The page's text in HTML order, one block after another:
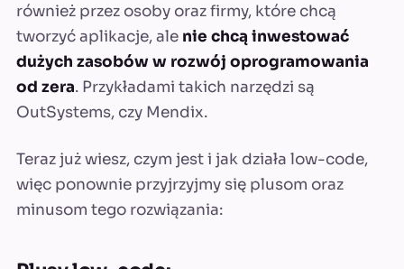
również przez osoby oraz firmy, które chcą
tworzyć aplikacje, ale nie chcą inwestować
dużych zasobów w rozwój oprogramowania
od zera. Przykładami takich narzędzi są
OutSystems, czy Mendix.
Teraz już wiesz, czym jest i jak działa low-code,
więc ponownie przyjrzyjmy się plusom oraz
minusom tego rozwiązania: